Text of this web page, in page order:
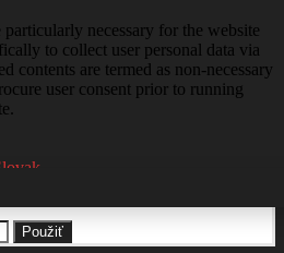
necessary for the website
to collect user personal data via
contents are termed as non-necessary
user consent prior to running
Použiť